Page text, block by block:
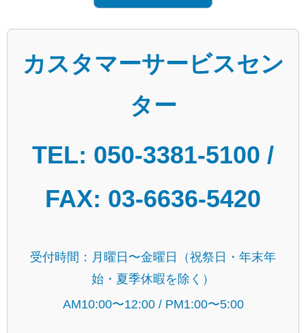
カスタマーサービスセン
ター
TEL: 050-3381-5100 /
FAX: 03-6636-5420
受付時間：月曜日〜金曜日（祝祭日・年末年
始・夏季休暇を除く）
AM10:00〜12:00 / PM1:00〜5:00